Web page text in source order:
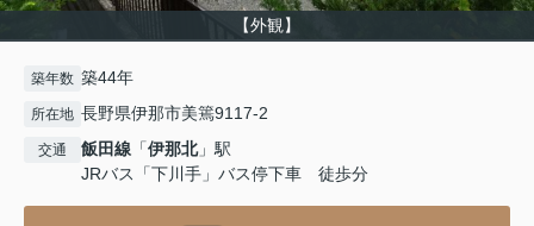
【外観】
築年数 築44年
所在地 長野県伊那市美篶9117-2
交通 飯田線 「伊那北」駅
JRバス「下川手」バス停下車 徒歩分